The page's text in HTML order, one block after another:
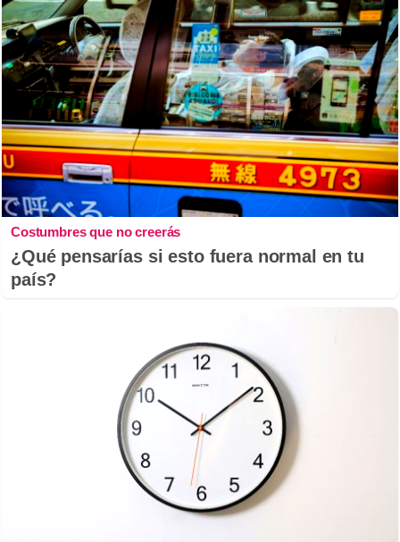
Costumbres que no creerás
¿Qué pensarías si esto fuera normal en tu
país?